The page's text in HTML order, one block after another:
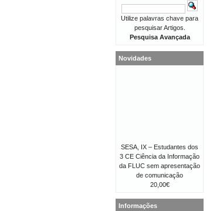
Utilize palavras chave para
pesquisar Artigos.
Pesquisa Avançada
Novidades
SESA, IX – Estudantes dos
3 CE Ciência da Informação
da FLUC sem apresentação
de comunicação
20,00€
Informações